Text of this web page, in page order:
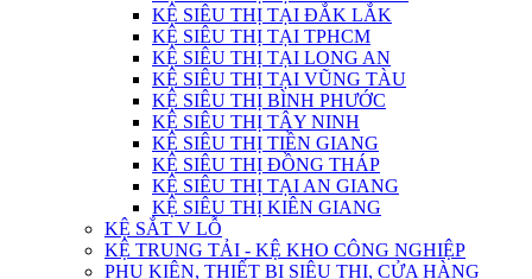
KỆ SIÊU THỊ TẠI ĐẮK LẮK
KỆ SIÊU THỊ TẠI TPHCM
KỆ SIÊU THỊ TẠI LONG AN
KỆ SIÊU THỊ TẠI VŨNG TÀU
KỆ SIÊU THỊ BÌNH PHƯỚC
KỆ SIÊU THỊ TÂY NINH
KỆ SIÊU THỊ TIỀN GIANG
KỆ SIÊU THỊ ĐỒNG THÁP
KỆ SIÊU THỊ TẠI AN GIANG
KỆ SIÊU THỊ KIÊN GIANG
KỆ SẮT V LỖ
KỆ TRUNG TẢI - KỆ KHO CÔNG NGHIỆP
PHỤ KIỆN, THIẾT BỊ SIÊU THỊ, CỬA HÀNG